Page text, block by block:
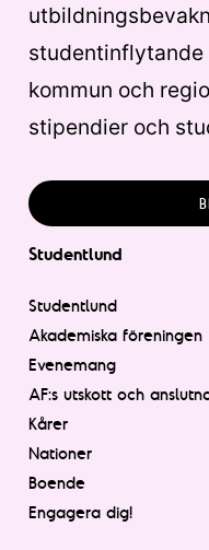
kommun och
stipendier och
Studentlund
Studentlund
Akademiska föreningen
Evenemang
AF:s utskott och
Kårer
Nationer
Boende
Engagera dig!